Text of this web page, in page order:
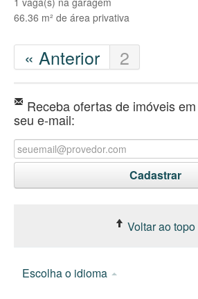
66.36 m² de área privativa
« Anterior 2
Receba ofertas de imóveis
seu e-mail:
Voltar ao topo
Escolha o idioma